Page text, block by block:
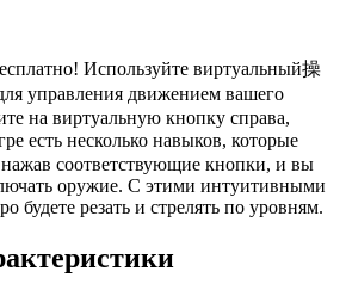
Используйте виртуальный操
управления движением вашего
на виртуальную кнопку справа,
есть несколько навыков, которые
соответствующие кнопки, и вы
оружие. С этими интуитивными
будете резать и стрелять по уровням.